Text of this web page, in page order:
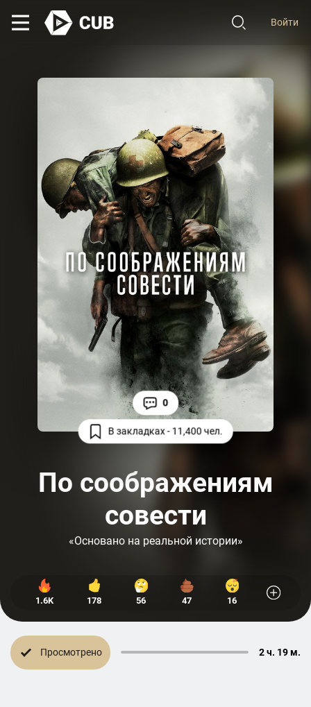
Войти
В закладках - 11,400 чел.
0
По соображениям
совести
«Основано на реальной истории»
1.6K 178 56 47 16
Просмотрено 2 ч. 19 м.